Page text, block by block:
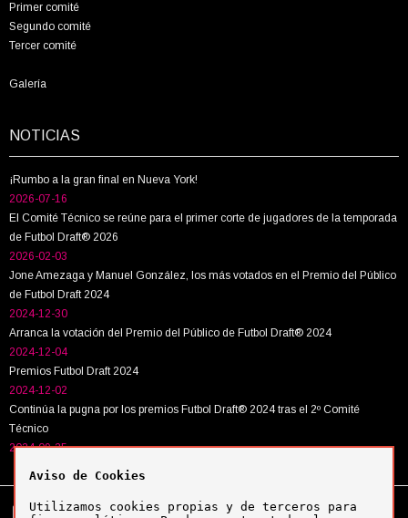
Primer comité
Segundo comité
Tercer comité
Galería
NOTICIAS
¡Rumbo a la gran final en Nueva York!
2026-07-16
El Comité Técnico se reúne para el primer corte de jugadores de la temporada
de Futbol Draft® 2026
2026-02-03
Jone Amezaga y Manuel González, los más votados en el Premio del Público
de Futbol Draft 2024
2024-12-30
Arranca la votación del Premio del Público de Futbol Draft® 2024
2024-12-04
Premios Futbol Draft 2024
2024-12-02
Continúa la pugna por los premios Futbol Draft® 2024 tras el 2º Comité
Técnico
2024-09-25
Tel: +34 943 63 40 63 Política de cookies
Aviso de Cookies
Utilizamos cookies propias y de terceros para